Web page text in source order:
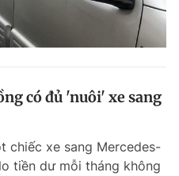
có đủ 'nuôi' xe sang
chiếc xe sang Mercedes-
tiền dư mỗi tháng không